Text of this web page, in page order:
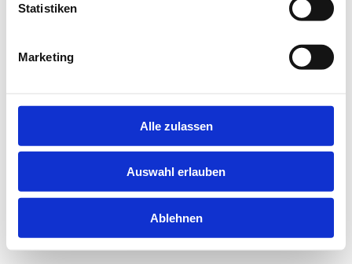
Statistiken
Marketing
Alle zulassen
Auswahl erlauben
Ablehnen